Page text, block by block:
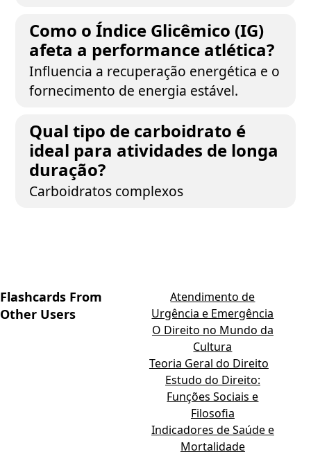
Como o Índice Glicêmico (IG)
afeta a performance atlética?
Influencia a recuperação energética e o
fornecimento de energia estável.
Qual tipo de carboidrato é
ideal para atividades de longa
duração?
Carboidratos complexos
Flashcards From
Other Users
Atendimento de
Urgência e Emergência
O Direito no Mundo da
Cultura
Teoria Geral do Direito
Estudo do Direito:
Funções Sociais e
Filosofia
Indicadores de Saúde e
Mortalidade